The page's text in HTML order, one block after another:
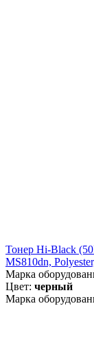
Тонер Hi-Black
MS810dn,
Марка
Цвет: черный
Марка